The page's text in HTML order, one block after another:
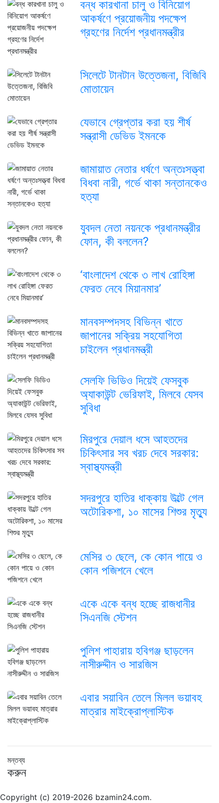
বন্ধ কারখানা চালু ও বিনিয়োগ
আকর্ষণে প্রয়োজনীয় পদক্ষেপ
গ্রহণের নির্দেশ প্রধানমন্ত্রীর
সিলেটে টানটান উত্তেজনা, বিজিবি
মোতায়েন
যেভাবে গ্রেপ্তার করা হয় শীর্ষ
সন্ত্রাসী ডেভিড ইমনকে
জামায়াত নেতার ধর্ষণে অন্তঃসত্ত্বা
বিধবা নারী, গর্ভে থাকা সন্তানকেও
হত্যা
যুবদল নেতা নয়নকে প্রধানমন্ত্রীর
ফোন, কী বললেন?
‘বাংলাদেশ থেকে ৩ লাখ রোহিঙ্গা
ফেরত নেবে মিয়ানমার’
মানবসম্পদসহ বিভিন্ন খাতে
জাপানের সক্রিয় সহযোগিতা
চাইলেন প্রধানমন্ত্রী
সেলফি ভিডিও দিয়েই ফেসবুক
অ্যাকাউন্ট ভেরিফাই, মিলবে যেসব
সুবিধা
মিরপুরে দেয়াল ধসে আহতদের
চিকিৎসার সব খরচ দেবে সরকার:
স্বাস্থ্যমন্ত্রী
সদরপুরে হাতির ধাক্কায় উল্টে গেল
অটোরিকশা, ১০ মাসের শিশুর মৃত্যু
মেসির ৩ ছেলে, কে কোন পায়ে ও
কোন পজিশনে খেলে
একে একে বন্ধ হচ্ছে রাজধানীর
সিএনজি স্টেশন
পুলিশ পাহারায় হবিগঞ্জ ছাড়লেন
নাসীরুদ্দীন ও সারজিস
এবার সয়াবিন তেলে মিলল ভয়াবহ
মাত্রার মাইক্রোপ্লাস্টিক
মন্তব্য
করুন
Copyright (c) 2019-2026 bzamin24.com.